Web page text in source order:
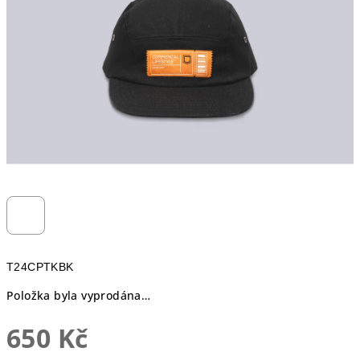
T24CPTKBK
Položka byla vyprodána…
650 Kč
hvězdiček.